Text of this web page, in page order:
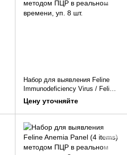
Набор для выявления Feline
Immunodeficiency Virus / Feline
Leukemia Virus методом ПЦР в
реальном времени, уп. 8 шт.
Цену уточняйте